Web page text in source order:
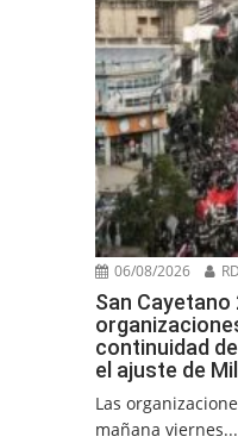
06/08/2026
San
continuidad
el ajuste de
Las
mañana viernes...